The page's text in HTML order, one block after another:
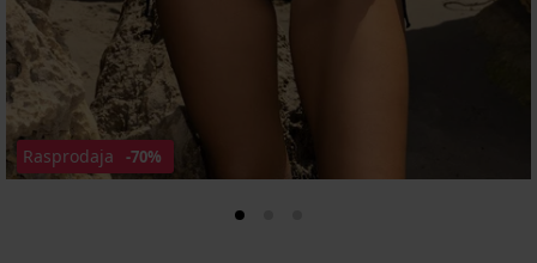
Rasprodaja -70%